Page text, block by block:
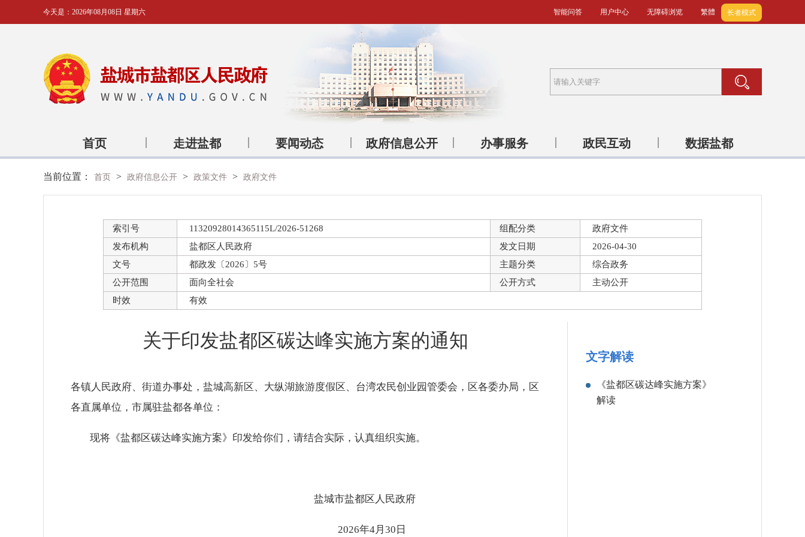
智能问答 用户中心 无障碍浏览 繁體 长者模式
今天是： 2026年08月08日 星期六
首页 走进盐都 要闻动态 政府信息公开 办事服务 政民互动 数据盐都
当前位置： 首页 > 政府信息公开 > 政策文件 > 政府文件
索引号 11320928014365115L/2026-51268 组配分类
政府文件
发布机构
盐都区人民政府 发文日期
2026-04-30
文号
都政发〔2026〕5号 主题分类
综合政务
公开范围
面向全社会 公开方式
主动公开
时效
有效
关于印发盐都区碳达峰实施方案的通知
各镇人民政府、街道办事处，盐城高新区、大纵湖旅游度假区、台湾农民创业园管委会，区各委办局，区
各直属单位，市属驻盐都各单位：
现将《盐都区碳达峰实施方案》印发给你们，请结合实际，认真组织实施。
盐城市盐都区人民政府
2026年4月30日
文字解读
《盐都区碳达峰实施方案》
解读